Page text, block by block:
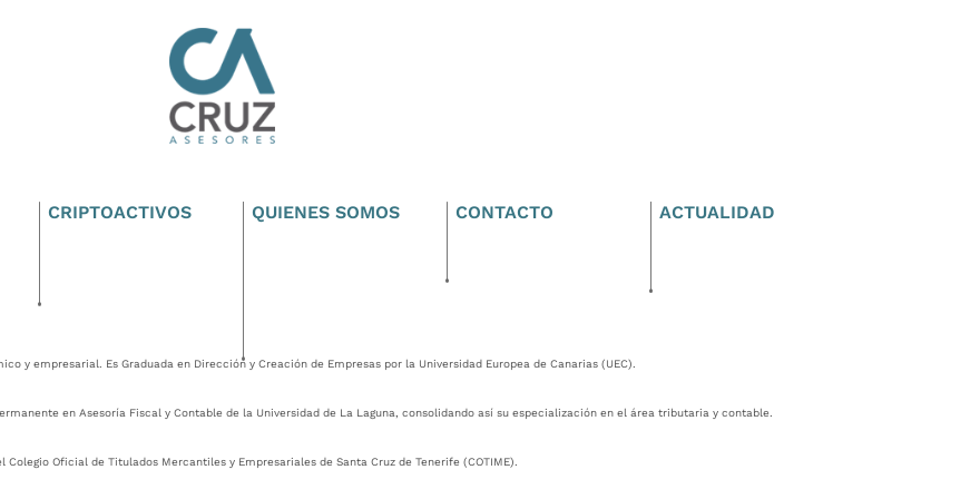
CRIPTOACTIVOS QUIENES SOMOS CONTACTO ACTUALIDAD
y empresarial. Es Graduada en Dirección y Creación de Empresas por la Universidad Europea de Canarias (UEC).
en Asesoría Fiscal y Contable de la Universidad de La Laguna, consolidando así su especialización en el área tributaria y contable.
Oficial de Titulados Mercantiles y Empresariales de Santa Cruz de Tenerife (COTIME).